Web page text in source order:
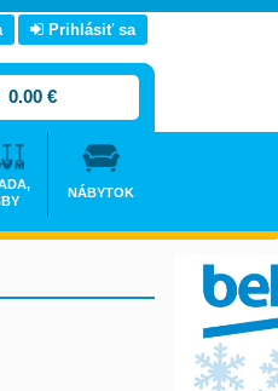
Prihlásiť sa
0.00 €
NÁBYTOK